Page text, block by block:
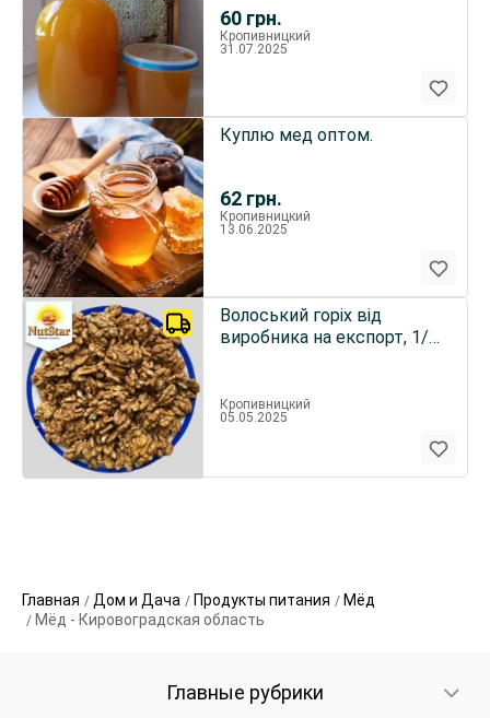
60 грн.
Кропивницкий
31.07.2025
62 грн.
Куплю мед оптом.
Кропивницкий
13.06.2025
Волоський горіх від
виробника на експорт, 1/2,
Кропивницкий
05.05.2025
Главная Дом и Дача Продукты питания
Мёд
Мёд - Кировоградская область
Главные рубрики